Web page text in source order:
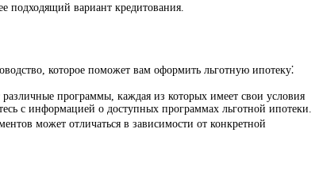
подходящий вариант кредитования.
которое поможет вам оформить льготную ипотеку⁚
программы, каждая из которых имеет свои условия
с информацией о доступных программах льготной ипотеки.
может отличаться в зависимости от конкретной